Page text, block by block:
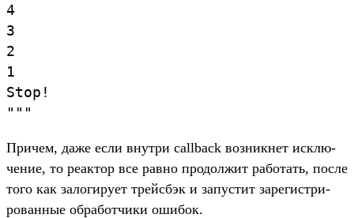
4
3
2
1
Stop!
"""
При­чем, даже если внут­ри callback воз­никнет исклю­
чение, то реак­тор все рав­но про­дол­жит работать, пос­ле
того как залоги­рует трей­сбэк и запус­тит зарегис­три­
рован­ные обра­бот­чики оши­бок.